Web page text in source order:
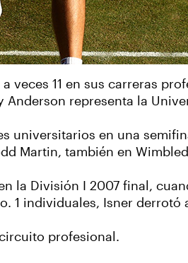
veces 11 en sus carreras
representa la
universitarios en una
Martin, también en
la División I 2007 final,
1 individuales, Isner derrotó
profesional.